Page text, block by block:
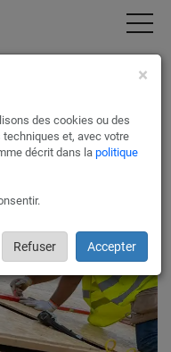
bois à La
sur-Foron avec
avec des artisans
travaux de rénovation
74800.
×
des cookies ou des
et, avec votre
décrit dans la politique
Refuser Accepter